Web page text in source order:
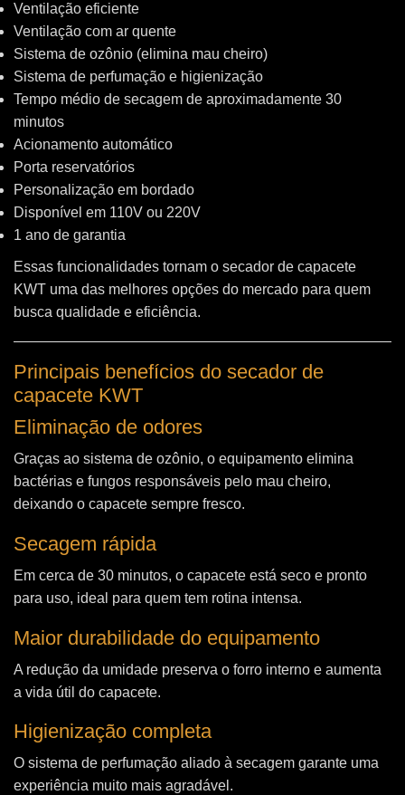
Ventilação eficiente
Ventilação com ar quente
Sistema de ozônio (elimina mau cheiro)
Sistema de perfumação e higienização
Tempo médio de secagem de aproximadamente 30
minutos
Acionamento automático
Porta reservatórios
Personalização em bordado
Disponível em 110V ou 220V
1 ano de garantia
Essas funcionalidades tornam o secador de capacete
KWT uma das melhores opções do mercado para quem
busca qualidade e eficiência.
Principais benefícios do secador de
capacete KWT
Eliminação de odores
Graças ao sistema de ozônio, o equipamento elimina
bactérias e fungos responsáveis pelo mau cheiro,
deixando o capacete sempre fresco.
Secagem rápida
Em cerca de 30 minutos, o capacete está seco e pronto
para uso, ideal para quem tem rotina intensa.
Maior durabilidade do equipamento
A redução da umidade preserva o forro interno e aumenta
a vida útil do capacete.
Higienização completa
O sistema de perfumação aliado à secagem garante uma
experiência muito mais agradável.